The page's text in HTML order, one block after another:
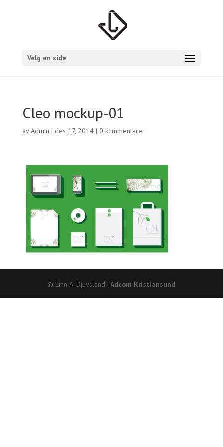
Velg en side
Cleo mockup-01
avAdmin | des 17, 2014| 0 kommentarer
© Linn A. Djuvsland |Adcom Kristiansund